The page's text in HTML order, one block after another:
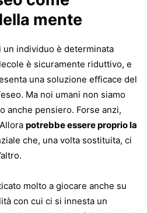
mente
individuo è determinata
è sicuramente riduttivo, e
una soluzione efficace del
Ma noi umani non siamo
anche pensiero. Forse anzi,
potrebbe essere proprio la
che, una volta sostituita, ci
molto a giocare anche su
con cui ci si innesta un